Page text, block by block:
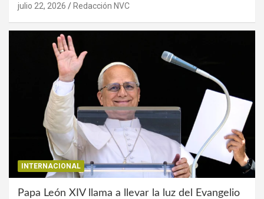
julio 22, 2026 Redacción NVC
INTERNACIONAL
Papa León XIV llama a llevar la luz del Evangelio